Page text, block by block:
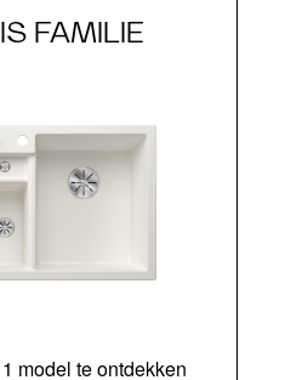
FAMILIE
model te ontdekken